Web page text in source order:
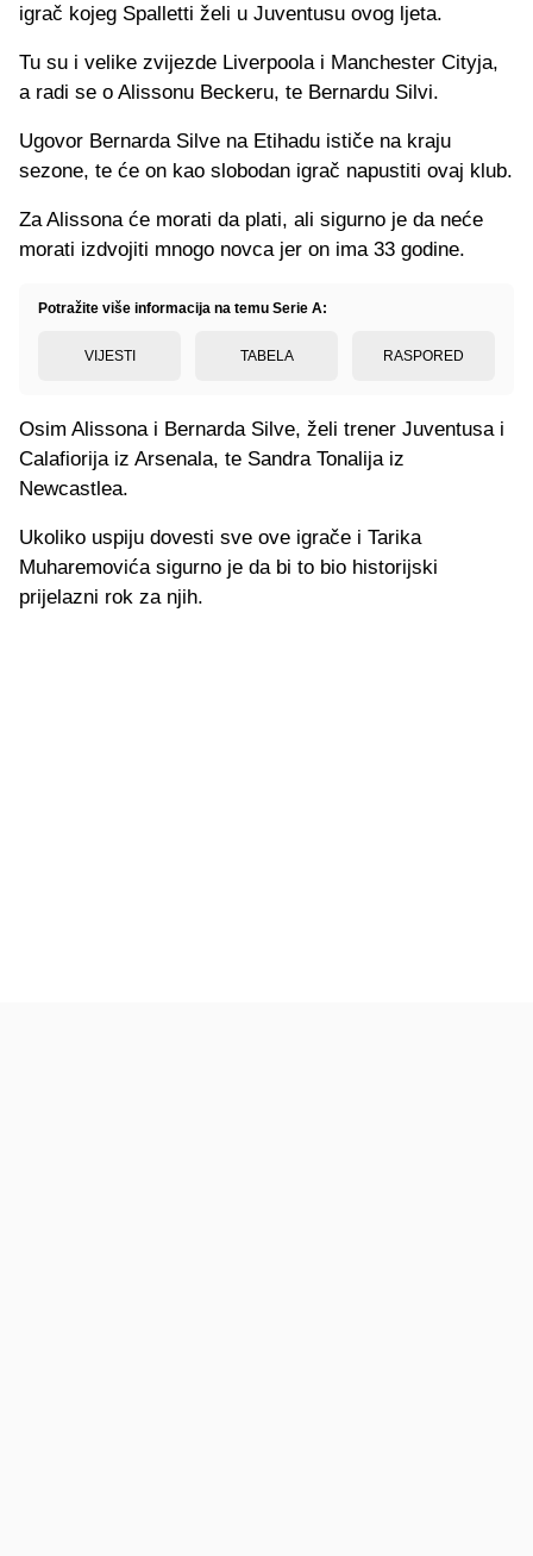
igrač kojeg Spalletti želi u Juventusu ovog ljeta.
Tu su i velike zvijezde Liverpoola i Manchester Cityja,
a radi se o Alissonu Beckeru, te Bernardu Silvi.
Ugovor Bernarda Silve na Etihadu ističe na kraju
sezone, te će on kao slobodan igrač napustiti ovaj klub.
Za Alissona će morati da plati, ali sigurno je da neće
morati izdvojiti mnogo novca jer on ima 33 godine.
Potražite više informacija na temu Serie A:
VIJESTI TABELA RASPORED
Osim Alissona i Bernarda Silve, želi trener Juventusa i
Calafiorija iz Arsenala, te Sandra Tonalija iz
Newcastlea.
Ukoliko uspiju dovesti sve ove igrače i Tarika
Muharemovića sigurno je da bi to bio historijski
prijelazni rok za njih.